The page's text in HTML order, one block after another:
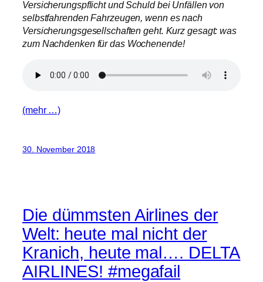
Versicherungspflicht und Schuld bei Unfällen von
selbstfahrenden Fahrzeugen, wenn es nach
Versicherungsgesellschaften geht. Kurz gesagt: was
zum Nachdenken für das Wochenende!
(mehr …)
30. November 2018
Die dümmsten Airlines der
Welt: heute mal nicht der
Kranich, heute mal…. DELTA
AIRLINES! #megafail